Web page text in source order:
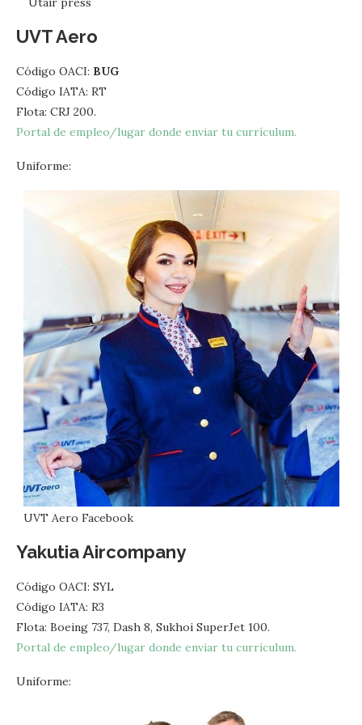
UVT Aero
Código OACI: BUG
Código IATA: RT
Flota: CRJ 200.
Portal de empleo/lugar donde enviar tu currículum.
Uniforme:
UVT Aero Facebook
Yakutia Aircompany
Código OACI: SYL
Código IATA: R3
Flota: Boeing 737, Dash 8, Sukhoi SuperJet 100.
Portal de empleo/lugar donde enviar tu currículum.
Uniforme: